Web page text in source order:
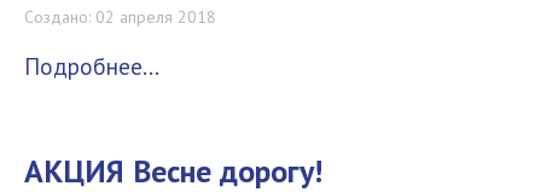
Создано: 02 апреля 2018
Подробнее...
АКЦИЯ Весне дорогу!